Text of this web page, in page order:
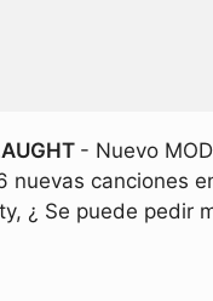
- Nuevo
canciones
¿ Se puede pedir